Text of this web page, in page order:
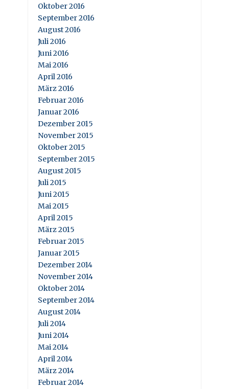
Oktober 2016
September 2016
August 2016
Juli 2016
Juni 2016
Mai 2016
April 2016
März 2016
Februar 2016
Januar 2016
Dezember 2015
November 2015
Oktober 2015
September 2015
August 2015
Juli 2015
Juni 2015
Mai 2015
April 2015
März 2015
Februar 2015
Januar 2015
Dezember 2014
November 2014
Oktober 2014
September 2014
August 2014
Juli 2014
Juni 2014
Mai 2014
April 2014
März 2014
Februar 2014